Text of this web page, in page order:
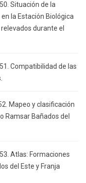
Situación de la
la Estación Biológica
durante el
Compatibilidad de las
Mapeo y clasificación
Ramsar Bañados del
Atlas: Formaciones
del Este y Franja